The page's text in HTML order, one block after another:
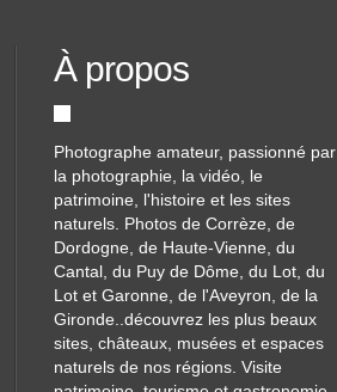
À propos
Photographe amateur, passionné par
la photographie, la vidéo, le
patrimoine, l'histoire et les sites
naturels. Photos de Corrèze, de
Dordogne, de Haute-Vienne, du
Cantal, du Puy de Dôme, du Lot, du
Lot et Garonne, de l'Aveyron, de la
Gironde..découvrez les plus beaux
sites, châteaux, musées et espaces
naturels de nos régions. Visite